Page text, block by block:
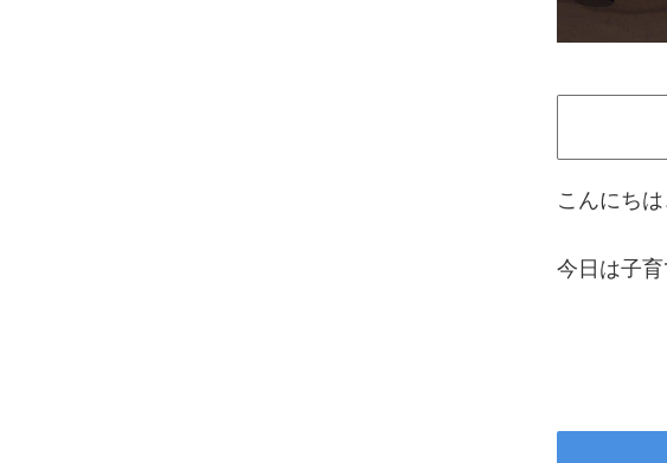
こんにちは
今日は子